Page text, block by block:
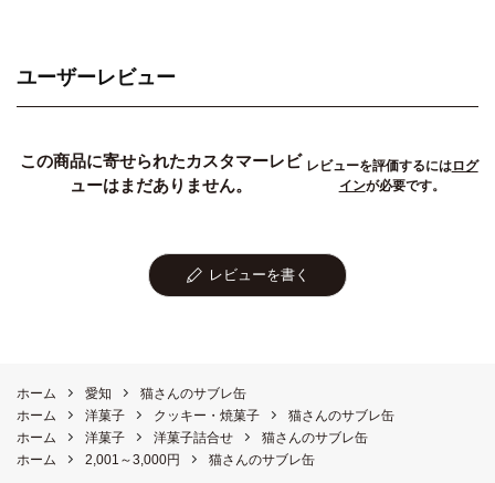
ユーザーレビュー
この商品に寄せられたカスタマーレビ
ューはまだありません。
レビューを評価するにはログ
インが必要です。
レビューを書く
ホーム 愛知
猫さんのサブレ缶
ホーム
洋菓子 クッキー・焼菓子
猫さんのサブレ缶
ホーム
洋菓子 洋菓子詰合せ
猫さんのサブレ缶
ホーム
2,001～3,000円 猫さんのサブレ缶